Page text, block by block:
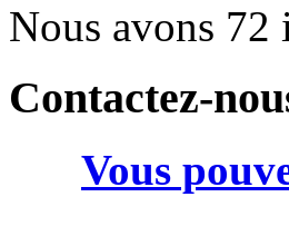
Nous avons 72
Contactez-
Vous